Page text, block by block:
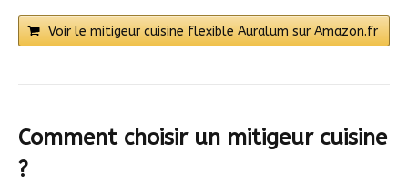
Voir le mitigeur cuisine flexible Auralum sur Amazon.fr
Comment choisir un mitigeur cuisine
?